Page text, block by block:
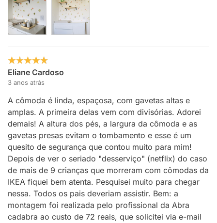
Eliane Cardoso
3 anos atrás
A cômoda é linda, espaçosa, com gavetas altas e
amplas. A primeira delas vem com divisórias. Adorei
demais! A altura dos pés, a largura da cômoda e as
gavetas presas evitam o tombamento e esse é um
quesito de segurança que contou muito para mim!
Depois de ver o seriado "desserviço" (netflix) do caso
de mais de 9 crianças que morreram com cômodas da
IKEA fiquei bem atenta. Pesquisei muito para chegar
nessa. Todos os pais deveriam assistir. Bem: a
montagem foi realizada pelo profissional da Abra
cadabra ao custo de 72 reais, que solicitei via e-mail